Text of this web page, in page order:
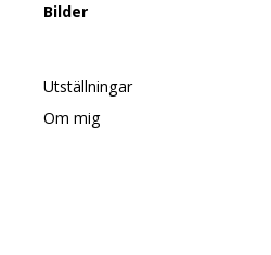
Bilder
Utställningar
Om mig